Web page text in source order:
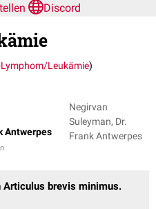
Discord
Lymphom/Leukämie)
Antwerpes
Negirvan
Suleyman, Dr.
Frank Antwerpes
Articulus brevis minimus.